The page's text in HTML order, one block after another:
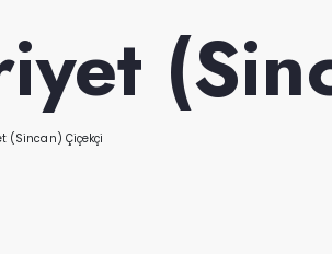
(Sincan) Çiçekçi